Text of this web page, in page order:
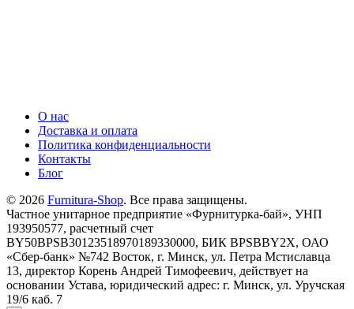
О нас
Доставка и оплата
Политика конфиденциальности
Контакты
Блог
© 2026 Furnitura-Shop. Все права защищены.
Частное унитарное предприятие «Фурнитурка-бай», УНП
193950577, расчетный счет
BY50BPSB30123518970189330000, БИК BPSBBY2X, ОАО
«Сбер-банк» №742 Восток, г. Минск, ул. Петра Мстиславца
13, директор Корень Андрей Тимофеевич, действует на
основании Устава, юридический адрес: г. Минск, ул. Уручская
19/6 каб. 7